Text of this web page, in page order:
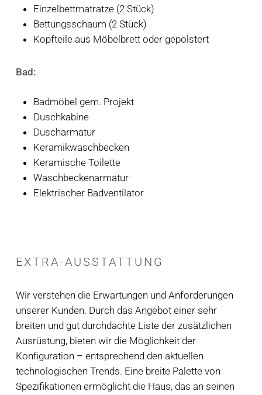
Einzelbettmatratze (2 Stück)
Bettungsschaum (2 Stück)
Kopfteile aus Möbelbrett oder gepolstert
Bad:
Badmöbel gem. Projekt
Duschkabine
Duscharmatur
Keramikwaschbecken
Keramische Toilette
Waschbeckenarmatur
Elektrischer Badventilator
EXTRA-AUSSTATTUNG
Wir verstehen die Erwartungen und Anforderungen
unserer Kunden. Durch das Angebot einer sehr
breiten und gut durchdachte Liste der zusätzlichen
Ausrüstung, bieten wir die Möglichkeit der
Konfiguration – entsprechend den aktuellen
technologischen Trends. Eine breite Palette von
Spezifikationen ermöglicht die Haus, das an seinen